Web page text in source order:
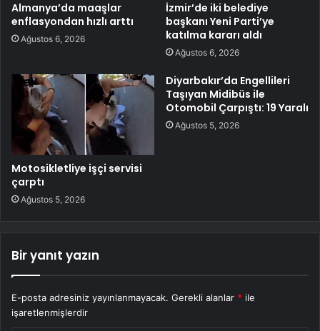
Almanya’da maaşlar
enflasyondan hızlı arttı
Ağustos 6, 2026
İzmir’de iki belediye
başkanı Yeni Parti’ye
katılma kararı aldı
Ağustos 6, 2026
Motosikletliye işçi servisi
çarptı
Ağustos 5, 2026
Diyarbakır’da Engellileri
Taşıyan Midibüs ile
Otomobil Çarpıştı: 19 Yaralı
Ağustos 5, 2026
Bir yanıt yazın
E-posta adresiniz yayınlanmayacak. Gerekli alanlar * ile
işaretlenmişlerdir